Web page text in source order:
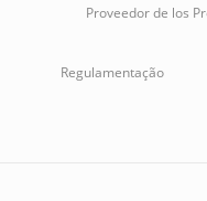
Proveedor de los
Regulamentação